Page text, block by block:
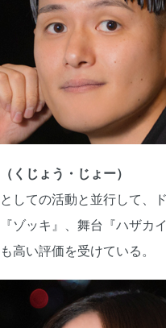
くじょう・じょー）
しての活動と並行して、
ゾッキ』、舞台『ハザカ
高い評価を受けている。